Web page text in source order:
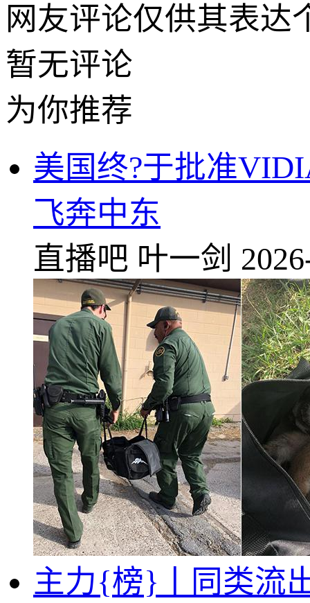
网友评论仅供其表达
暂无评论
为你推荐
美国终?于批准
飞奔中东
直播吧 叶一剑
主力{榜}丨同类流